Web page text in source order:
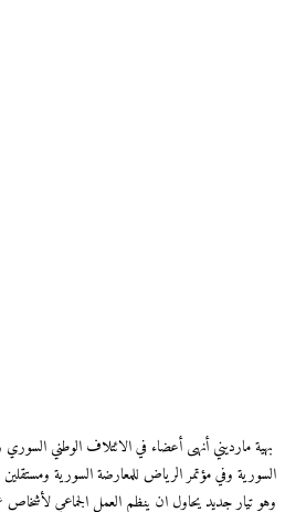
بهية مارديني أنهى أعضاء في الائتلاف الوطني السوري
السورية وفي مؤتمر الرياض للمعارضة السورية ومستقلين
وهو تيار جديد يحاول ان ينظم العمل الجماعي لأشخاص